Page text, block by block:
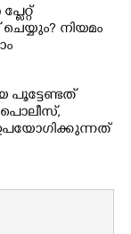
നിയമം
പൊലീസ്,